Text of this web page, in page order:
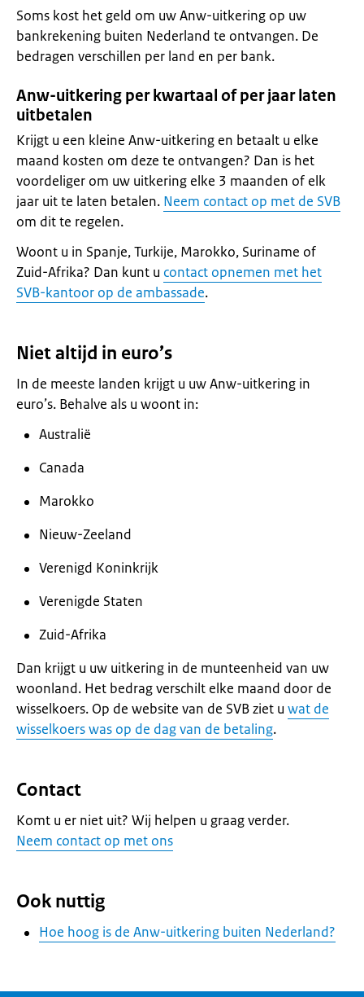
Soms kost het geld om uw Anw-uitkering op uw
bankrekening buiten Nederland te ontvangen. De
bedragen verschillen per land en per bank.
Anw-uitkering per kwartaal of per jaar laten
uitbetalen
Krijgt u een kleine Anw-uitkering en betaalt u elke
maand kosten om deze te ontvangen? Dan is het
voordeliger om uw uitkering elke 3 maanden of elk
jaar uit te laten betalen. Neem contact op met de SVB
om dit te regelen.
Woont u in Spanje, Turkije, Marokko, Suriname of
Zuid-Afrika? Dan kunt u contact opnemen met het
SVB-kantoor op de ambassade.
Niet altijd in euro’s
In de meeste landen krijgt u uw Anw-uitkering in
euro’s. Behalve als u woont in:
Australië
Canada
Marokko
Nieuw-Zeeland
Verenigd Koninkrijk
Verenigde Staten
Zuid-Afrika
Dan krijgt u uw uitkering in de munteenheid van uw
woonland. Het bedrag verschilt elke maand door de
wisselkoers. Op de website van de SVB ziet u wat de
wisselkoers was op de dag van de betaling.
Contact
Komt u er niet uit? Wij helpen u graag verder.
Neem contact op met ons
Ook nuttig
Hoe hoog is de Anw-uitkering buiten Nederland?